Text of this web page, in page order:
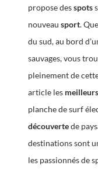
propose desspots
nouveau sport.
du sud, au bord
sauvages, vous
pleinement de
article les
planche de surf
découvertede
destinations sont
les passionnés de